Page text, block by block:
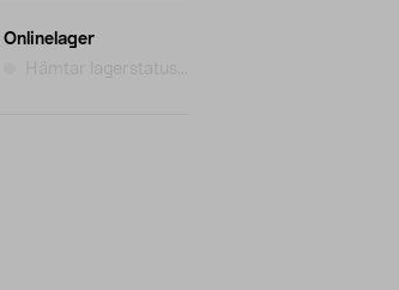
Onlinelager